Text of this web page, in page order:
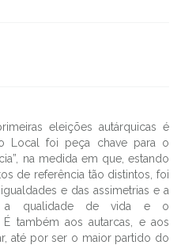
eleições autárquicas é
Local foi peça chave para o
na medida em que, estando
de referência tão distintos, foi
e das assimetrias e a
a qualidade de vida e o
também aos autarcas, e aos
até por ser o maior partido do